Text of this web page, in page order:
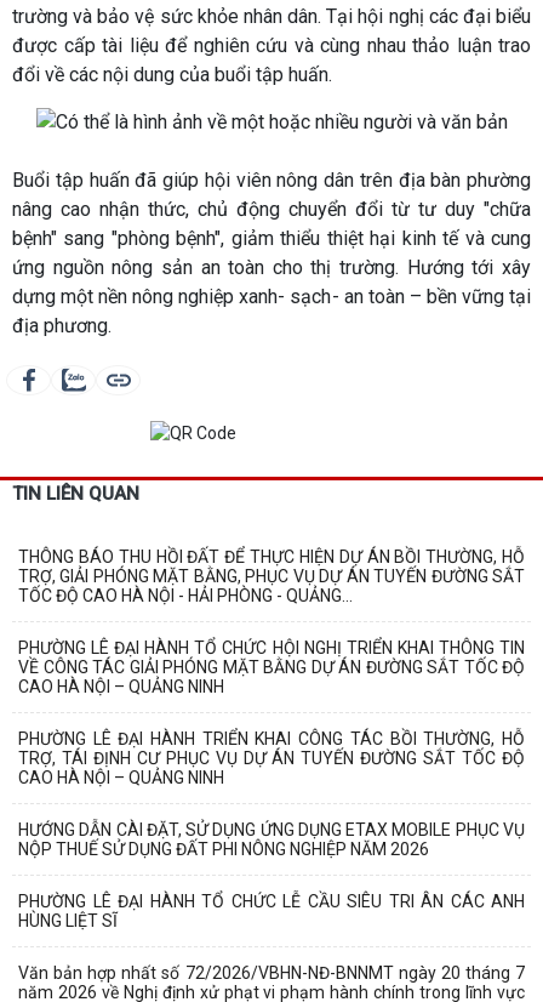
trường và bảo vệ sức khỏe nhân dân. Tại hội nghị các đại biểu
được cấp tài liệu để nghiên cứu và cùng nhau thảo luận trao
đổi về các nội dung của buổi tập huấn.
Buổi tập huấn đã giúp hội viên nông dân trên địa bàn phường
nâng cao nhận thức, chủ động chuyển đổi từ tư duy "chữa
bệnh" sang "phòng bệnh", giảm thiểu thiệt hại kinh tế và cung
ứng nguồn nông sản an toàn cho thị trường. Hướng tới xây
dựng một nền nông nghiệp xanh- sạch- an toàn – bền vững tại
địa phương.
TIN LIÊN QUAN
THÔNG BÁO THU HỒI ĐẤT ĐỂ THỰC HIỆN DỰ ÁN BỒI THƯỜNG, HỖ
TRỢ, GIẢI PHÓNG MẶT BẰNG, PHỤC VỤ DỰ ÁN TUYẾN ĐƯỜNG SẮT
TỐC ĐỘ CAO HÀ NỘI - HẢI PHÒNG - QUẢNG...
PHƯỜNG LÊ ĐẠI HÀNH TỔ CHỨC HỘI NGHỊ TRIỂN KHAI THÔNG TIN
VỀ CÔNG TÁC GIẢI PHÓNG MẶT BẰNG DỰ ÁN ĐƯỜNG SẮT TỐC ĐỘ
CAO HÀ NỘI – QUẢNG NINH
PHƯỜNG LÊ ĐẠI HÀNH TRIỂN KHAI CÔNG TÁC BỒI THƯỜNG, HỖ
TRỢ, TÁI ĐỊNH CƯ PHỤC VỤ DỰ ÁN TUYẾN ĐƯỜNG SẮT TỐC ĐỘ
CAO HÀ NỘI – QUẢNG NINH
HƯỚNG DẪN CÀI ĐẶT, SỬ DỤNG ỨNG DỤNG ETAX MOBILE PHỤC VỤ
NỘP THUẾ SỬ DỤNG ĐẤT PHI NÔNG NGHIỆP NĂM 2026
PHƯỜNG LÊ ĐẠI HÀNH TỔ CHỨC LỄ CẦU SIÊU TRI ÂN CÁC ANH
HÙNG LIỆT SĨ
Văn bản hợp nhất số 72/2026/VBHN-NĐ-BNNMT ngày 20 tháng 7
năm 2026 về Nghị định xử phạt vi phạm hành chính trong lĩnh vực